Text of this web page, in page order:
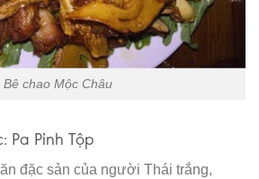
Bê chao Mộc Châu
Pa Pỉnh Tộp
đặc sản của người Thái trắng,